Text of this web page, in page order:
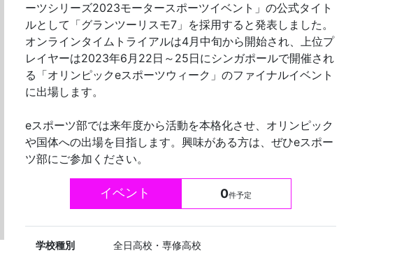
ーツシリーズ2023モータースポーツイベント」の公式タイト
ルとして「グランツーリスモ7」を採用すると発表しました。
オンラインタイムトライアルは4月中旬から開始され、上位プ
レイヤーは2023年6月22日～25日にシンガポールで開催され
る「オリンピックeスポーツウィーク」のファイナルイベント
に出場します。
eスポーツ部では来年度から活動を本格化させ、オリンピック
や国体への出場を目指します。興味がある方は、ぜひeスポー
ツ部にご参加ください。
イベント 0件予定
学校種別 全日高校・専修高校